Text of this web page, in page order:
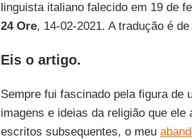
linguista italiano falecido em 19 de
24 Ore, 14-02-2021. A tradução é de
Eis o artigo.
Sempre fui fascinado pela figura de
imagens e ideias da religião que
escritos subsequentes, o meu